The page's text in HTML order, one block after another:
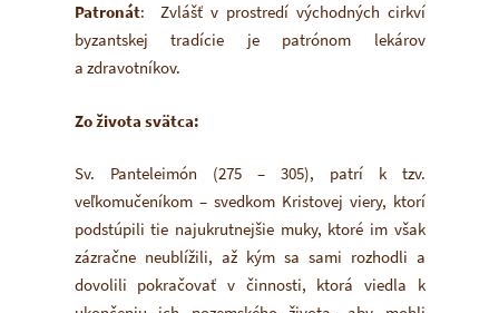
Patronát: Zvlášť v prostredí východných cirkví
byzantskej tradície je patrónom lekárov
a zdravotníkov.
Zo života svätca:
Sv. Panteleimón (275 – 305), patrí k tzv.
veľkomučeníkom – svedkom Kristovej viery, ktorí
podstúpili tie najukrutnejšie muky, ktoré im však
zázračne neublížili, až kým sa sami rozhodli a
dovolili pokračovať v činnosti, ktorá viedla k